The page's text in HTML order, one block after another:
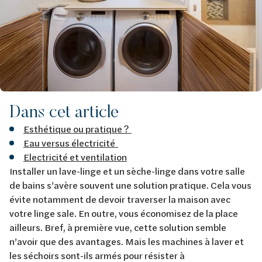
Dans cet article
Esthétique ou pratique ?
Eau versus électricité
Electricité et ventilation
Installer un lave-linge et un sèche-linge dans votre salle
de bains s’avère souvent une solution pratique. Cela vous
évite notamment de devoir traverser la maison avec
votre linge sale. En outre, vous économisez de la place
ailleurs. Bref, à première vue, cette solution semble
n’avoir que des avantages. Mais les machines à laver et
les séchoirs sont-ils armés pour résister à